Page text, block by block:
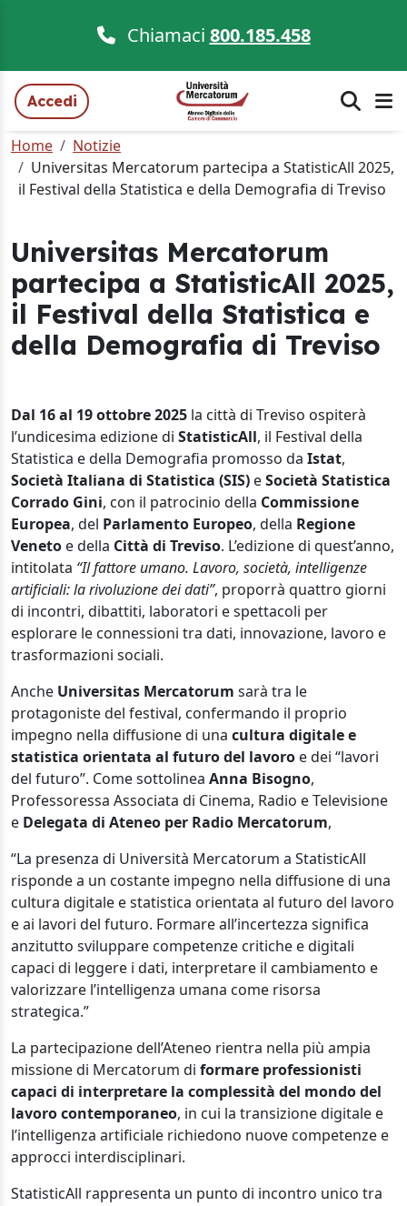
Chiamaci 800.185.458
Accedi
Home
Notizie
Universitas Mercatorum partecipa a StatisticAll 2025,
il Festival della Statistica e della Demografia di Treviso
Universitas Mercatorum
partecipa a StatisticAll 2025,
il Festival della Statistica e
della Demografia di Treviso
Dal 16 al 19 ottobre 2025 la città di Treviso ospiterà
l’undicesima edizione di StatisticAll, il Festival della
Statistica e della Demografia promosso da Istat,
Società Italiana di Statistica (SIS) eSocietà Statistica
Corrado Gini, con il patrocinio della Commissione
Europea, del Parlamento Europeo, della Regione
Veneto e della Città di Treviso. L’edizione di quest’anno,
intitolata “Il fattore umano. Lavoro, società, intelligenze
artificiali: la rivoluzione dei dati”, proporrà quattro giorni
di incontri, dibattiti, laboratori e spettacoli per
esplorare le connessioni tra dati, innovazione, lavoro e
trasformazioni sociali.
Anche Universitas Mercatorum sarà tra le
protagoniste del festival, confermando il proprio
impegno nella diffusione di una cultura digitale e
statistica orientata al futuro del lavoro e dei “lavori
del futuro”. Come sottolinea Anna Bisogno,
Professoressa Associata di Cinema, Radio e Televisione
e Delegata di Ateneo per Radio Mercatorum,
“La presenza di Università Mercatorum a StatisticAll
risponde a un costante impegno nella diffusione di una
cultura digitale e statistica orientata al futuro del lavoro
e ai lavori del futuro. Formare all’incertezza significa
anzitutto sviluppare competenze critiche e digitali
capaci di leggere i dati, interpretare il cambiamento e
valorizzare l’intelligenza umana come risorsa
strategica.”
La partecipazione dell’Ateneo rientra nella più ampia
missione di Mercatorum di formare professionisti
capaci di interpretare la complessità del mondo del
lavoro contemporaneo, in cui la transizione digitale e
l’intelligenza artificiale richiedono nuove competenze e
approcci interdisciplinari.
StatisticAll rappresenta un punto di incontro unico tra